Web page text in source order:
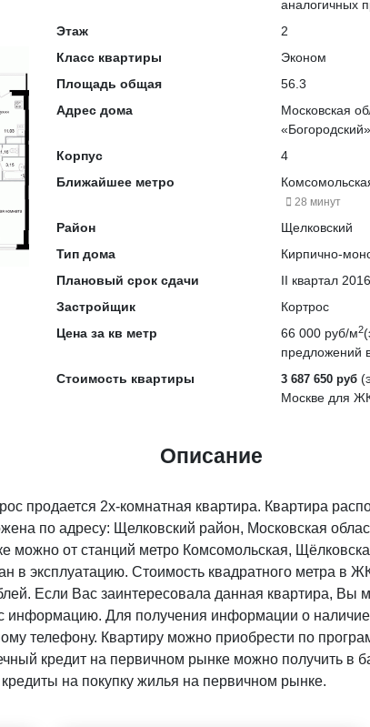
аналогичных
Этаж
2
Класс квартиры
Эконом
Площадь общая
56.3
Адрес дома
Московская
«Богородский»
Корпус
4
Ближайшее метро
28 минут
Район
Щелковский
Тип дома
Кирпично-
Плановый срок сдачи
II квартал 2016
Застройщик
Кортрос
Цена за кв метр
66 000 руб/м2
предложений
Стоимость квартиры
3 687 650 руб
Москве для
Описание
продается 2х-комнатная квартира. Квартира
по адресу: Щелковский район, Московская
можно от станций метро Комсомольская,
в эксплуатацию. Стоимость квадратного метра в
Если Вас заинтересовала данная квартира, Вы
Для получения информации о наличие
телефону. Квартиру можно приобрести по
кредит на первичном рынке можно получить в
на покупку жилья на первичном рынке.